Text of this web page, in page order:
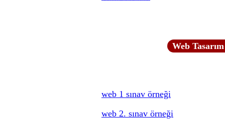
Web
web 1 sınav örneği
web 2. sınav örneği